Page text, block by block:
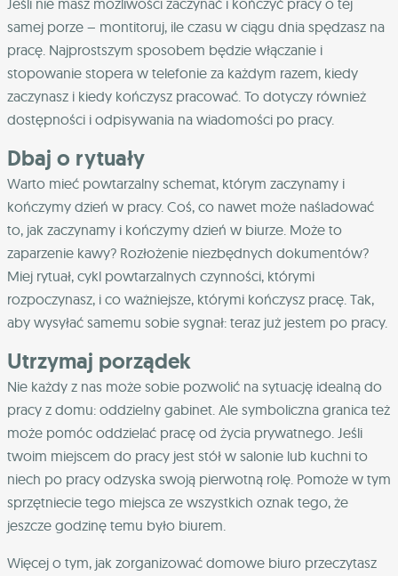
Jeśli nie masz możliwości zaczynać i kończyć pracy o tej
samej porze – montitoruj, ile czasu w ciągu dnia spędzasz na
pracę. Najprostszym sposobem będzie włączanie i
stopowanie stopera w telefonie za każdym razem, kiedy
zaczynasz i kiedy kończysz pracować. To dotyczy również
dostępności i odpisywania na wiadomości po pracy.
Dbaj o rytuały
Warto mieć powtarzalny schemat, którym zaczynamy i
kończymy dzień w pracy. Coś, co nawet może naśladować
to, jak zaczynamy i kończymy dzień w biurze. Może to
zaparzenie kawy? Rozłożenie niezbędnych dokumentów?
Miej rytuał, cykl powtarzalnych czynności, którymi
rozpoczynasz, i co ważniejsze, którymi kończysz pracę. Tak,
aby wysyłać samemu sobie sygnał: teraz już jestem po pracy.
Utrzymaj porządek
Nie każdy z nas może sobie pozwolić na sytuację idealną do
pracy z domu: oddzielny gabinet. Ale symboliczna granica też
może pomóc oddzielać pracę od życia prywatnego. Jeśli
twoim miejscem do pracy jest stół w salonie lub kuchni to
niech po pracy odzyska swoją pierwotną rolę. Pomoże w tym
sprzętniecie tego miejsca ze wszystkich oznak tego, że
jeszcze godzinę temu było biurem.
Więcej o tym, jak zorganizować domowe biuro przeczytasz